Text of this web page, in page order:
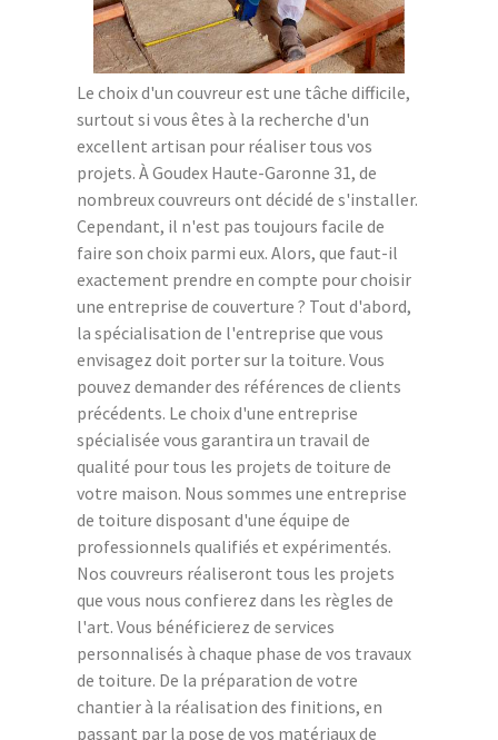
Le choix d'un couvreur est une tâche difficile,
surtout si vous êtes à la recherche d'un
excellent artisan pour réaliser tous vos
projets. À Goudex Haute-Garonne 31, de
nombreux couvreurs ont décidé de s'installer.
Cependant, il n'est pas toujours facile de
faire son choix parmi eux. Alors, que faut-il
exactement prendre en compte pour choisir
une entreprise de couverture ? Tout d'abord,
la spécialisation de l'entreprise que vous
envisagez doit porter sur la toiture. Vous
pouvez demander des références de clients
précédents. Le choix d'une entreprise
spécialisée vous garantira un travail de
qualité pour tous les projets de toiture de
votre maison. Nous sommes une entreprise
de toiture disposant d'une équipe de
professionnels qualifiés et expérimentés.
Nos couvreurs réaliseront tous les projets
que vous nous confierez dans les règles de
l'art. Vous bénéficierez de services
personnalisés à chaque phase de vos travaux
de toiture. De la préparation de votre
chantier à la réalisation des finitions, en
passant par la pose de vos matériaux de